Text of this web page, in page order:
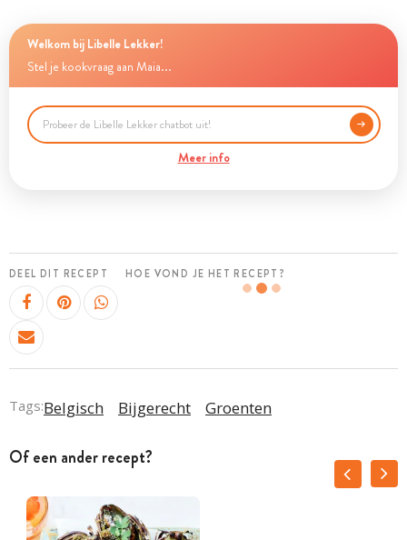
Welkom bij Libelle Lekker!
Stel je kookvraag aan Maia...
Meer info
DEEL DIT RECEPT HOE VOND JE HET RECEPT?
Tags:Belgisch Bijgerecht Groenten
Of een ander recept?